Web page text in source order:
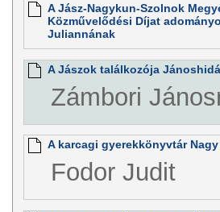
A Jász-Nagykun-Szolnok
Közművelődési Díjat
Juliannának
A Jászok találkozója
Zámbori
A karcagi gyerekkönyvtár
Fodor Judit